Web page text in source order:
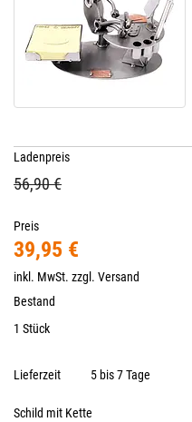
Ladenpreis
56,90 €
Preis
39,95 €
inkl. MwSt. zzgl. Versand
Bestand
1 Stück
Lieferzeit 5 bis 7 Tage
Schild mit Kette